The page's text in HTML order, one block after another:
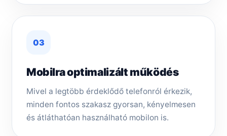
03
Mobilra optimalizált működés
Mivel a legtöbb érdeklődő telefonról érkezik,
minden fontos szakasz gyorsan, kényelmesen
és átláthatóan használható mobilon is.